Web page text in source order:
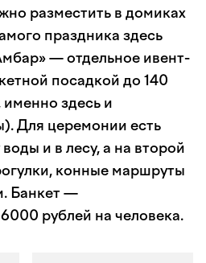
разместить в домиках
праздника здесь
— отдельное ивент-
посадкой до 140
именно здесь и
Для церемонии есть
и в лесу, а на второй
конные маршруты
Банкет —
рублей на человека.